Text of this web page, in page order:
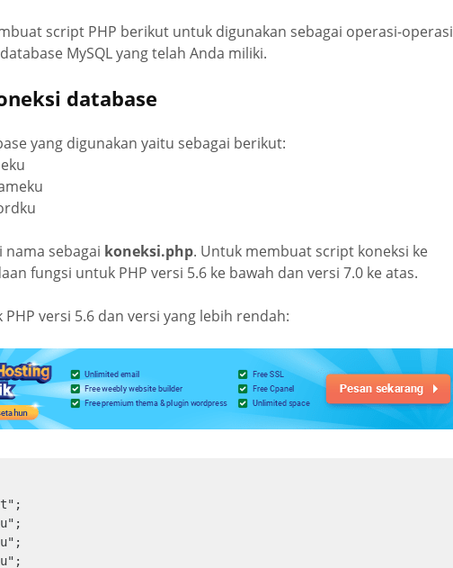
script PHP berikut untuk digunakan sebagai operasi-operasi
MySQL yang telah Anda miliki.
database
yang digunakan yaitu sebagai berikut:
nama sebagai koneksi.php. Untuk membuat script koneksi ke
fungsi untuk PHP versi 5.6 ke bawah dan versi 7.0 ke atas.
versi 5.6 dan versi yang lebih rendah: